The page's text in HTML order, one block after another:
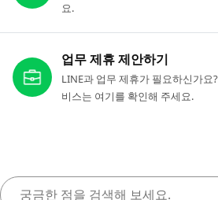
요.
업무 제휴 제안하기
LINE과 업무 제휴가 필요하신가요
비스는 여기를 확인해 주세요.